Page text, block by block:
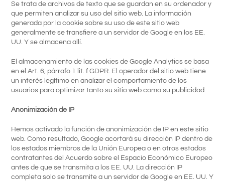
Se trata de archivos de texto que se guardan en su ordenador y
que permiten analizar su uso del sitio web. La información
generada por la cookie sobre su uso de este sitio web
generalmente se transfiere a un servidor de Google en los EE.
UU. Y se almacena allí.
El almacenamiento de las cookies de Google Analytics se basa
en el Art. 6, párrafo 1 lit. f GDPR. El operador del sitio web tiene
un interés legítimo en analizar el comportamiento de los
usuarios para optimizar tanto su sitio web como su publicidad.
Anonimización de IP
Hemos activado la función de anonimización de IP en este sitio
web. Como resultado, Google acortará su dirección IP dentro de
los estados miembros de la Unión Europea o en otros estados
contratantes del Acuerdo sobre el Espacio Económico Europeo
antes de que se transmita a los EE. UU. La dirección IP
completa solo se transmite a un servidor de Google en EE. UU. Y